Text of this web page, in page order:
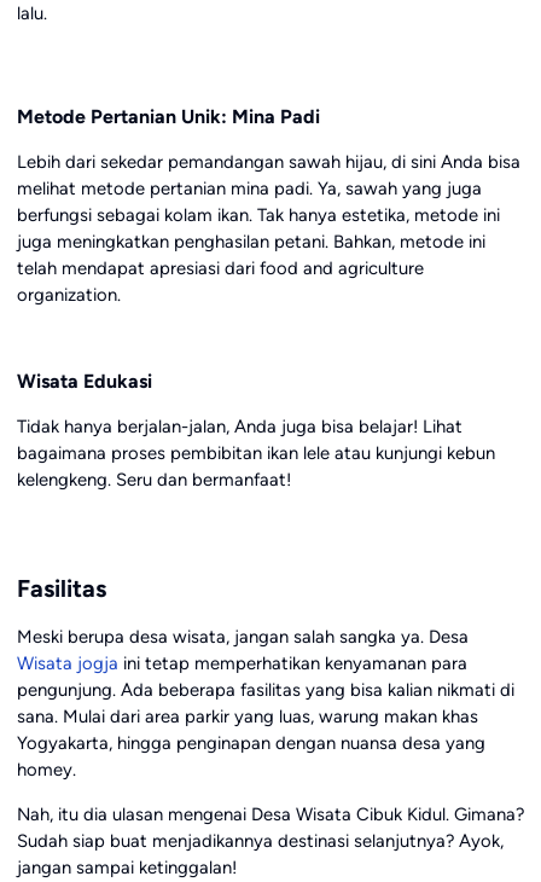
lalu.
Metode Pertanian Unik: Mina Padi
Lebih dari sekedar pemandangan sawah hijau, di sini Anda bisa
melihat metode pertanian mina padi. Ya, sawah yang juga
berfungsi sebagai kolam ikan. Tak hanya estetika, metode ini
juga meningkatkan penghasilan petani. Bahkan, metode ini
telah mendapat apresiasi dari food and agriculture
organization.
Wisata Edukasi
Tidak hanya berjalan-jalan, Anda juga bisa belajar! Lihat
bagaimana proses pembibitan ikan lele atau kunjungi kebun
kelengkeng. Seru dan bermanfaat!
Fasilitas
Meski berupa desa wisata, jangan salah sangka ya. Desa
Wisata jogja ini tetap memperhatikan kenyamanan para
pengunjung. Ada beberapa fasilitas yang bisa kalian nikmati di
sana. Mulai dari area parkir yang luas, warung makan khas
Yogyakarta, hingga penginapan dengan nuansa desa yang
homey.
Nah, itu dia ulasan mengenai Desa Wisata Cibuk Kidul. Gimana?
Sudah siap buat menjadikannya destinasi selanjutnya? Ayok,
jangan sampai ketinggalan!